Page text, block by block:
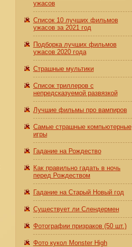
ужасов
Список 10 лучших фильмов
ужасов за 2021 год
Подборка лучших фильмов
ужасов 2020 года
Страшные мультики
Список триллеров с
непредсказуемой развязкой
Лучшие фильмы про вампиров
Самые страшные компьютерные
игры
Гадание на Рождество
Как правильно гадать в ночь
перед Рождеством
Гадание на Старый Новый год
Существует ли Слендермен
Фотографии призраков (50 шт.)
Фото кукол Monster High